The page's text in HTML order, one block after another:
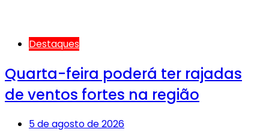
Destaques
Quarta-feira poderá ter rajadas
de ventos fortes na região
5 de agosto de 2026